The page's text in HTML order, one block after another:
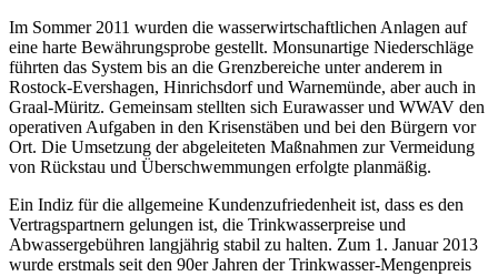
Im Sommer 2011 wurden die wasserwirtschaftlichen Anlagen auf
eine harte Bewährungsprobe gestellt. Monsunartige Niederschläge
führten das System bis an die Grenzbereiche unter anderem in
Rostock-Evershagen, Hinrichsdorf und Warnemünde, aber auch in
Graal-Müritz. Gemeinsam stellten sich Eurawasser und WWAV den
operativen Aufgaben in den Krisenstäben und bei den Bürgern vor
Ort. Die Umsetzung der abgeleiteten Maßnahmen zur Vermeidung
von Rückstau und Überschwemmungen erfolgte planmäßig.
Ein Indiz für die allgemeine Kundenzufriedenheit ist, dass es den
Vertragspartnern gelungen ist, die Trinkwasserpreise und
Abwassergebühren langjährig stabil zu halten. Zum 1. Januar 2013
wurde erstmals seit den 90er Jahren der Trinkwasser-Mengenpreis